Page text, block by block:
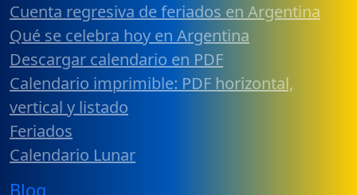
Cuenta regresiva de feriados en Argentina
Qué se celebra hoy en Argentina
Descargar calendario en PDF
Calendario imprimible: PDF horizontal,
vertical y listado
Feriados
Calendario Lunar
Blog